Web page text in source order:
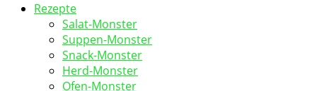
Rezepte
Salat-Monster
Suppen-Monster
Snack-Monster
Herd-Monster
Ofen-Monster